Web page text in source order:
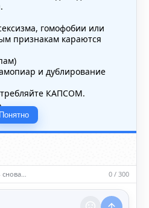
гомофобии или
признакам караются
и дублирование
КАПСОМ.
данные — свои или чужие
вправе удалять
доступ к чату при
Понятно
0 / 300